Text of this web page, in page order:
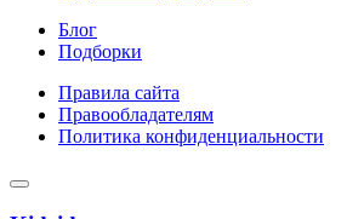
Блог
Подборки
Правила сайта
Правообладателям
Политика конфиденциальности